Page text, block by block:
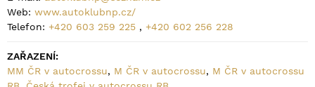
Web: www.autoklubnp.cz/
Telefon: +420 603 259 225 , +420 602 256 228
ZAŘAZENÍ:
MM ČR v autocrossu, M ČR v autocrossu, M ČR v autocrossu